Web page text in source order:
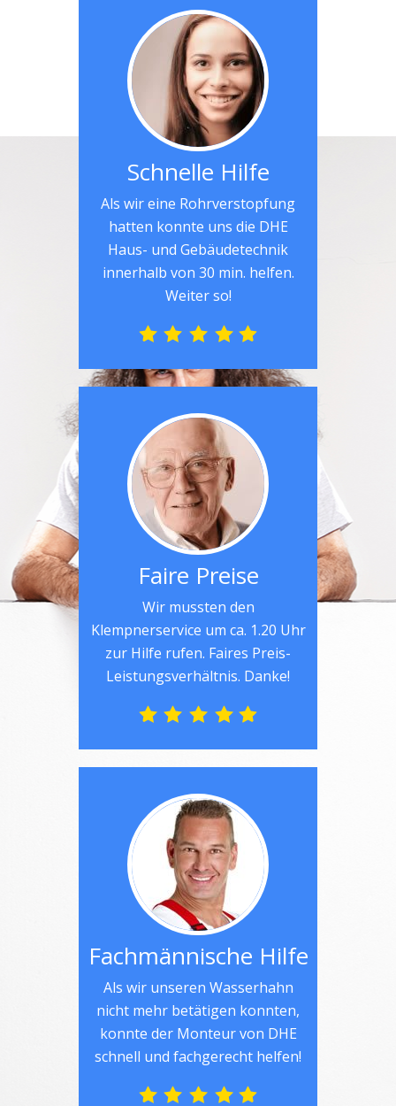
Schnelle Hilfe
Als wir eine Rohrverstopfung
hatten konnte uns die DHE
Haus- und Gebäudetechnik
innerhalb von 30 min. helfen.
Weiter so!
Faire Preise
Wir mussten den
Klempnerservice um ca. 1.20 Uhr
zur Hilfe rufen. Faires Preis-
Leistungsverhältnis. Danke!
Fachmännische Hilfe
Als wir unseren Wasserhahn
nicht mehr betätigen konnten,
konnte der Monteur von DHE
schnell und fachgerecht helfen!